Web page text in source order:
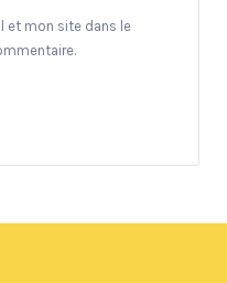
et mon site dans le